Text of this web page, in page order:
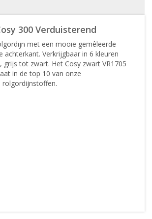
300 Verduisterend
met een mooie gemêleerde
achterkant. Verkrijgbaar in 6 kleuren
grijs tot zwart. Het Cosy zwart VR1705
in de top 10 van onze